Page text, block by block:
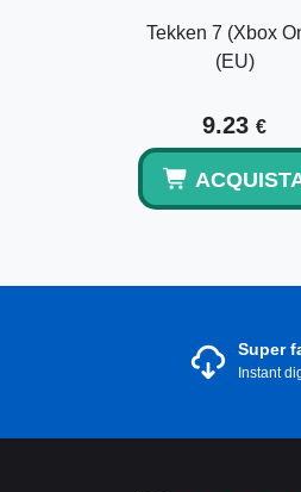
Tekken 7 (Xbox
(EU)
9.23 €
Super
Instant